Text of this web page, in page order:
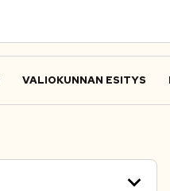
VALIOKUNNAN ESITYS